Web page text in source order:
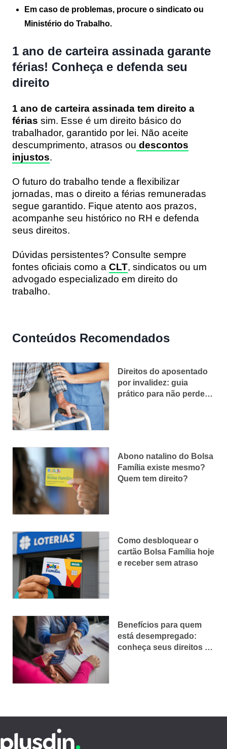
Em caso de problemas, procure o sindicato ou
Ministério do Trabalho.
1 ano de carteira assinada garante
férias! Conheça e defenda seu
direito
1 ano de carteira assinada tem direito a
férias sim. Esse é um direito básico do
trabalhador, garantido por lei. Não aceite
descumprimento, atrasos ou descontos
injustos.
O futuro do trabalho tende a flexibilizar
jornadas, mas o direito a férias remuneradas
segue garantido. Fique atento aos prazos,
acompanhe seu histórico no RH e defenda
seus direitos.
Dúvidas persistentes? Consulte sempre
fontes oficiais como a CLT, sindicatos ou um
advogado especializado em direito do
trabalho.
Conteúdos Recomendados
Direitos do aposentado
por invalidez: guia
prático para não perder
Abono natalino do Bolsa
Família existe mesmo?
Quem tem direito?
Como desbloquear o
cartão Bolsa Família hoje
e receber sem atraso
Benefícios para quem
está desempregado:
conheça seus direitos e